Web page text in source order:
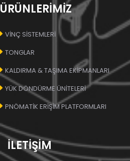
ÜRÜNLERİMİZ
VİNÇ SİSTEMLERİ
TONGLAR
KALDIRMA & TAŞIMA EKİPMANLARI
YÜK DÖNDÜRME ÜNİTELERİ
PNÖMATİK ERİŞİM PLATFORMLARI
İLETİŞİM